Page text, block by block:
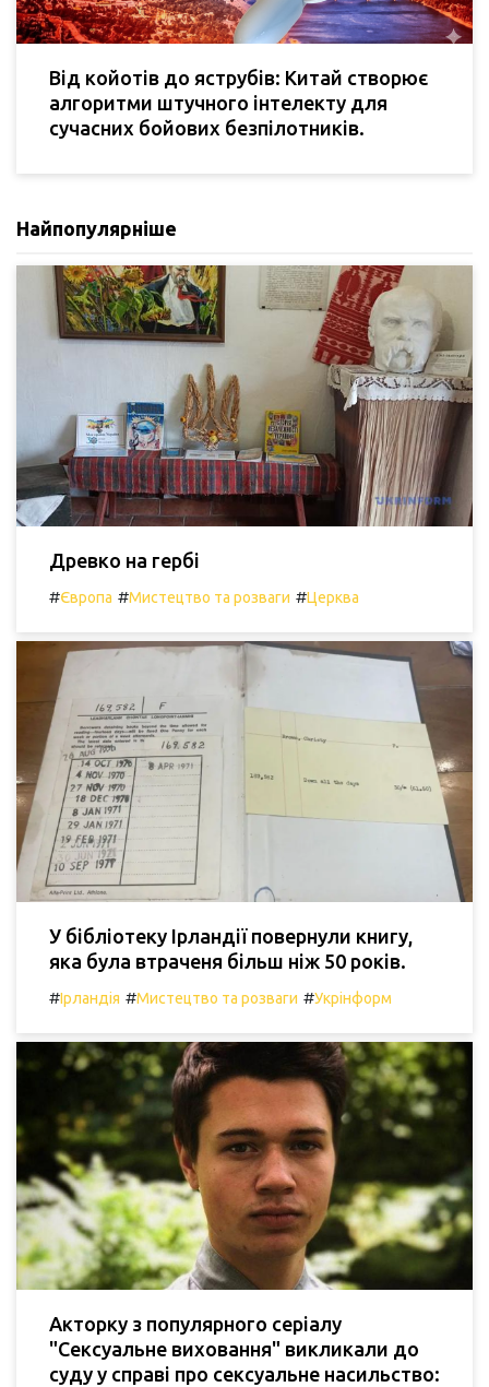
Від койотів до яструбів: Китай створює
алгоритми штучного інтелекту для
сучасних бойових безпілотників.
Найпопулярніше
Древко на гербі
#Європа #Мистецтво та розваги #Церква
У бібліотеку Ірландії повернули книгу,
яка була втраченя більш ніж 50 років.
#Ірландія #Мистецтво та розваги #Укрінформ
Акторку з популярного серіалу
"Сексуальне виховання" викликали до
суду у справі про сексуальне насильство: